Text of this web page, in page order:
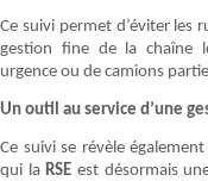
Ce suivi permet d’éviter
gestion fine de la chaîne
urgence ou de camions
Un outil au service d’une
Ce suivi se révèle
qui la RSE est désormais